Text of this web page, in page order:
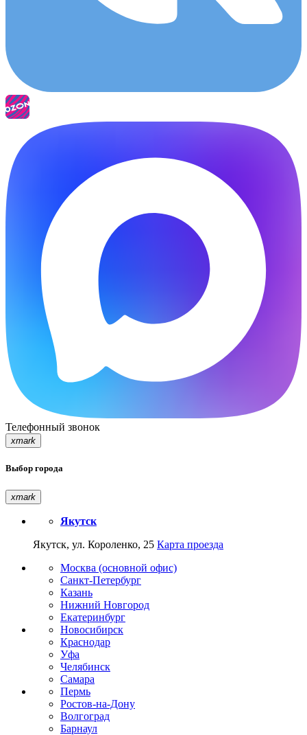
Телефонный звонок
xmark
Выбор города
xmark
Якутск
Якутск, ул. Короленко, 25 Карта проезда
Москва (основной офис)
Санкт-Петербург
Казань
Нижний Новгород
Екатеринбург
Новосибирск
Краснодар
Уфа
Челябинск
Самара
Пермь
Ростов-на-Дону
Волгоград
Барнаул